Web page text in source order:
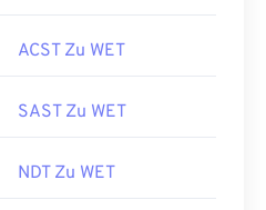
ACST Zu WET
SAST Zu WET
NDT Zu WET